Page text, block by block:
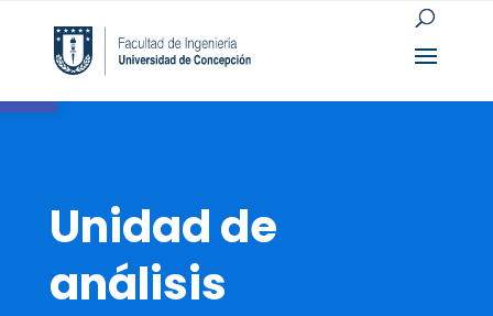
Open toolbar
Unidad de
análisis